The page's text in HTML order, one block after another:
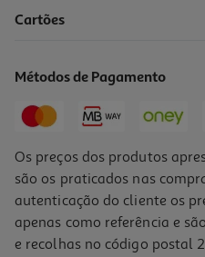
Cartões
Métodos de Pagamento
Os preços dos produtos
são os praticados nas
autenticação do cliente os
apenas como referência e
e recolhas no código postal